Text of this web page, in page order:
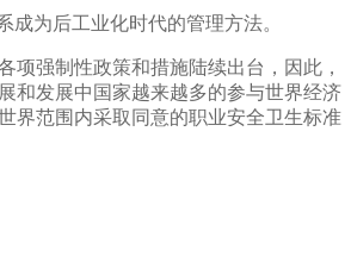
为后工业化时代的管理方法。
强制性政策和措施陆续出台，因此，
和发展中国家越来越多的参与世界经济
界范围内采取同意的职业安全卫生标准